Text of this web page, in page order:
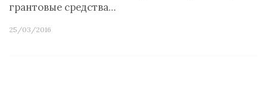
грантовые средства…
25/03/2016